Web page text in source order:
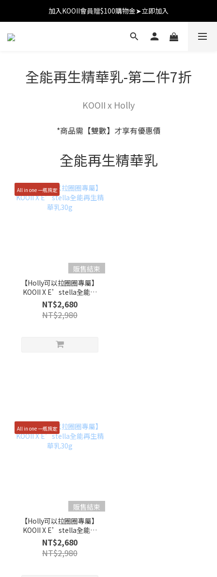
加入KOOII會員贈$100購物金➤立即加入
加入KOOII會員贈$100購物金➤立即加入
全館$3,000免運
全能再生精華乳-第二件7折
KOOII x Holly
*商品需【雙數】才享有優惠價
全能再生精華乳
All in one 一瓶搞定
販售結束
【Holly可以拉圈圈專屬】
KOOII X E’stella全能再
生精華乳30g
NT$2,680
NT$2,980
All in one 一瓶搞定
販售結束
【Holly可以拉圈圈專屬】
KOOII X E’stella全能再
生精華乳30g
NT$2,680
NT$2,980